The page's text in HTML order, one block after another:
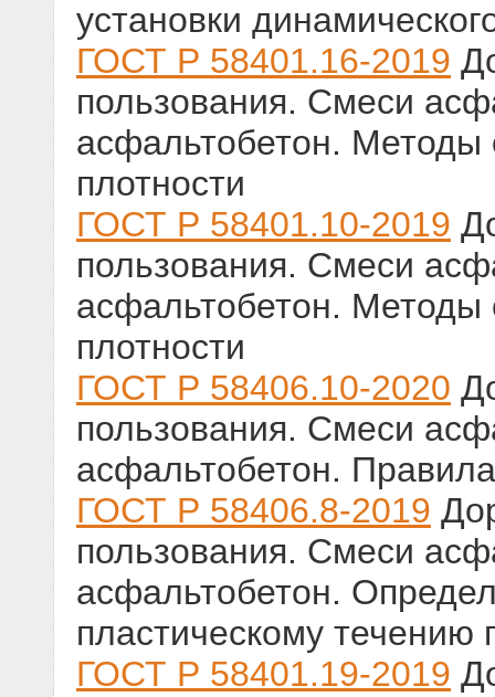
установки
ГОСТ Р 58401.16-2019
пользования. Смеси
асфальтобетон. Методы
плотности
ГОСТ Р 58401.10-2019
пользования. Смеси
асфальтобетон.
плотности
ГОСТ Р 58406.10-2020
пользования. Смеси
асфальтобетон.
ГОСТ Р 58406.8-2019
пользования. Смеси
асфальтобетон.
пластическому
ГОСТ Р 58401.19-2019